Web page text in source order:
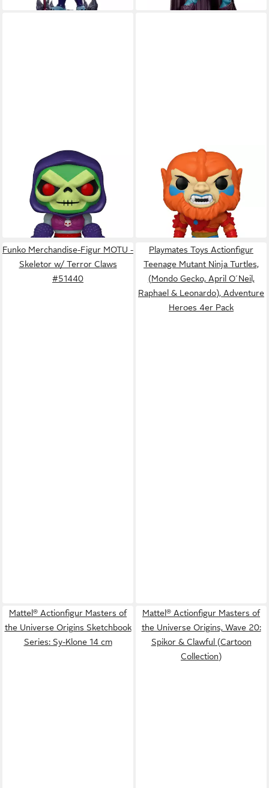
Merchandise-Figur Masters of
the Universe - Skeletor
w/Terror Claws #51439
ab 13,99 €
lieferbar - in 2-3 Werktagen bei dir
Merchandise-Figur Masters of
the Universe - Beast Man -
Exclusive #50677
ab 34,99 €
lieferbar - in 2-3 Werktagen bei dir
Funko Merchandise-Figur MOTU -
Skeletor w/ Terror Claws
#51440
Playmates Toys Actionfigur
Teenage Mutant Ninja Turtles,
(Mondo Gecko, April O´Neil,
Raphael & Leonardo), Adventure
Heroes 4er Pack
Mattel® Actionfigur Masters of
the Universe Origins Sketchbook
Series: Sy-Klone 14 cm
Mattel® Actionfigur Masters of
the Universe Origins, Wave 20:
Spikor & Clawful (Cartoon
Collection)